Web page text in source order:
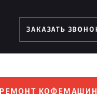
ЗАКАЗАТЬ
РЕМОНТ КОФЕМАШИН